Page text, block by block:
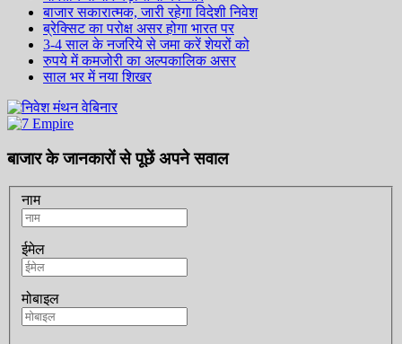
बाजार सकारात्मक, जारी रहेगा विदेशी निवेश
ब्रेक्सिट का परोक्ष असर होगा भारत पर
3-4 साल के नजरिये से जमा करें शेयरों को
रुपये में कमजोरी का अल्पकालिक असर
साल भर में नया शिखर
बाजार के जानकारों से पूछें अपने सवाल
नाम
ईमेल
मोबाइल